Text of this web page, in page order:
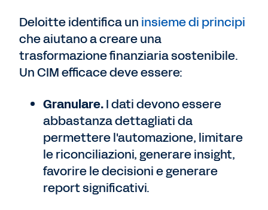
Deloitte identifica un insieme di principi
che aiutano a creare una
trasformazione finanziaria sostenibile.
Un CIM efficace deve essere:
Granulare.I dati devono essere
abbastanza dettagliati da
permettere l'automazione, limitare
le riconciliazioni, generare insight,
favorire le decisioni e generare
report significativi.